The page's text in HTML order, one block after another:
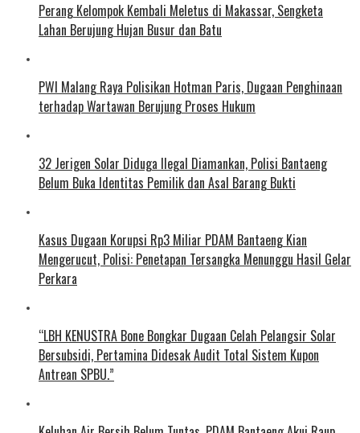
Perang Kelompok Kembali Meletus di Makassar, Sengketa
Lahan Berujung Hujan Busur dan Batu
PWI Malang Raya Polisikan Hotman Paris, Dugaan Penghinaan
terhadap Wartawan Berujung Proses Hukum
32 Jerigen Solar Diduga Ilegal Diamankan, Polisi Bantaeng
Belum Buka Identitas Pemilik dan Asal Barang Bukti
Kasus Dugaan Korupsi Rp3 Miliar PDAM Bantaeng Kian
Mengerucut, Polisi: Penetapan Tersangka Menunggu Hasil Gelar
Perkara
“LBH KENUSTRA Bone Bongkar Dugaan Celah Pelangsir Solar
Bersubsidi, Pertamina Didesak Audit Total Sistem Kupon
Antrean SPBU.”